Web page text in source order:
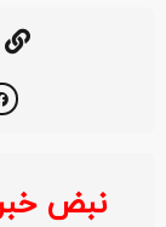
نبض